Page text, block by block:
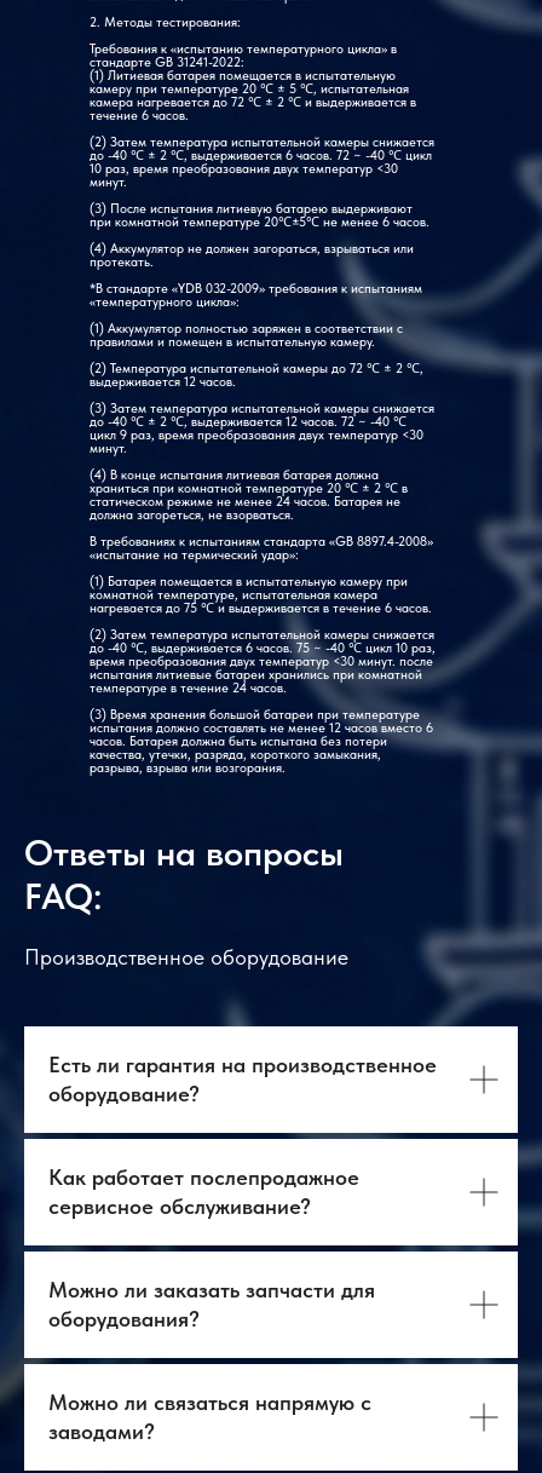
Стандартная
конфигурация
2 комплекта полок, 1 смотровое окно, 1 контрольное
отверстие, 4 ролика
Онлайн-
программное
обеспечение
интерфейс 232 или USB, бесплатное онлайн-
программное обеспечение
Источник
питания
однофазный трехпроводной переменный ток 220 В
ток 380 В 50 Гц
2. Методы тестирования:
Требования к «испытанию температурного цикла» в
стандарте GB 31241-2022:
(1) Литиевая батарея помещается в испытательную
камеру при температуре 20 ℃ ± 5 ℃, испытательная
камера нагревается до 72 ℃ ± 2 ℃ и выдерживается в
течение 6 часов.
(2) Затем температура испытательной камеры снижается
до -40 ℃ ± 2 ℃, выдерживается 6 часов. 72 ~ -40 ℃ цикл
10 раз, время преобразования двух температур <30
минут.
(3) После испытания литиевую батарею выдерживают
при комнатной температуре 20℃±5℃ не менее 6 часов.
(4) Аккумулятор не должен загораться, взрываться или
протекать.
*В стандарте «YDB 032-2009» требования к испытаниям
«температурного цикла»:
(1) Аккумулятор полностью заряжен в соответствии с
правилами и помещен в испытательную камеру.
(2) Температура испытательной камеры до 72 ℃ ± 2 ℃,
выдерживается 12 часов.
(3) Затем температура испытательной камеры снижается
до -40 ℃ ± 2 ℃, выдерживается 12 часов. 72 ~ -40 ℃
цикл 9 раз, время преобразования двух температур <30
минут.
(4) В конце испытания литиевая батарея должна
храниться при комнатной температуре 20 ℃ ± 2 ℃ в
статическом режиме не менее 24 часов. Батарея не
должна загореться, не взорваться.
В требованиях к испытаниям стандарта «GB 8897.4-2008»
«испытание на термический удар»:
(1) Батарея помещается в испытательную камеру при
комнатной температуре, испытательная камера
нагревается до 75 ℃ и выдерживается в течение 6 часов.
(2) Затем температура испытательной камеры снижается
до -40 ℃, выдерживается 6 часов. 75 ~ -40 ℃ цикл 10 раз,
время преобразования двух температур <30 минут. после
испытания литиевые батареи хранились при комнатной
температуре в течение 24 часов.
(3) Время хранения большой батареи при температуре
испытания должно составлять не менее 12 часов вместо 6
часов. Батарея должна быть испытана без потери
качества, утечки, разряда, короткого замыкания,
разрыва, взрыва или возгорания.
Ответы на вопросы
FAQ:
Производственное оборудование
Есть ли гарантия на производственное
оборудование?
Как работает послепродажное
сервисное обслуживание?
Можно ли заказать запчасти для
оборудования?
Можно ли связаться напрямую с
заводами?
О нас
Логистика
Бизнес-тур в Китай
Услуги
Оборудование
База знаний
+7 968 636 98 34
+7 903 219 10 52
Оборудование
cnc@antway.ru